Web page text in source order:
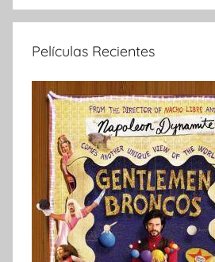
s
a
Películas Recientes